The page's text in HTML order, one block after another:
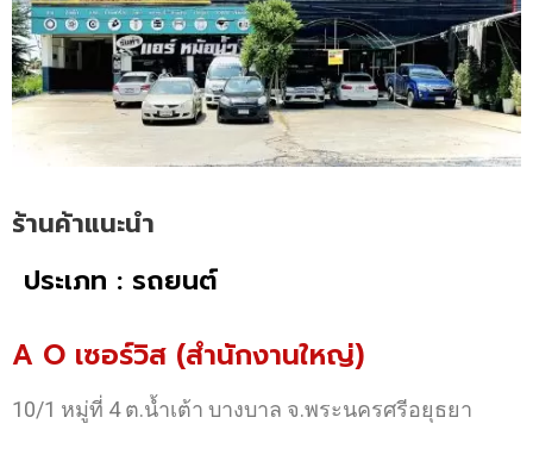
ร้านค้าแนะนำ
ประเภท : รถยนต์
A O เซอร์วิส (สำนักงานใหญ่)
10/1 หมู่ที่ 4 ต.น้ำเต้า บางบาล จ.พระนครศรีอยุธยา